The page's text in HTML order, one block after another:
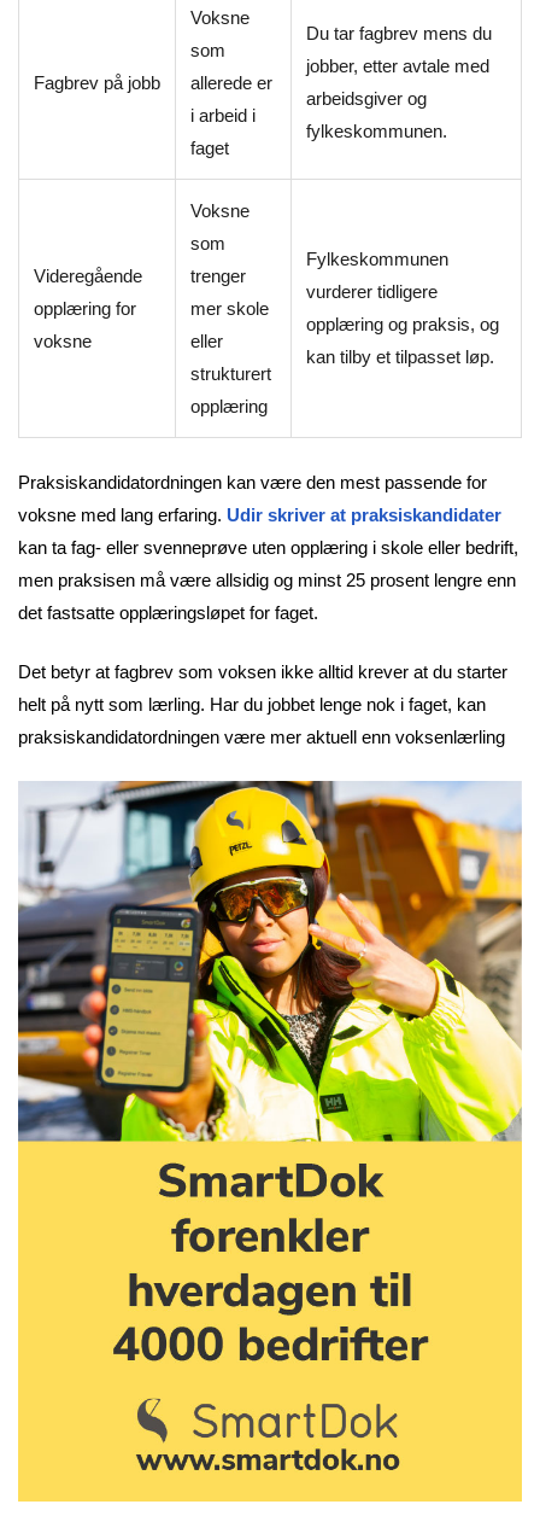
Fagbrev på jobb
Voksne
som
allerede er
i arbeid i
faget
Du tar fagbrev mens du
jobber, etter avtale med
arbeidsgiver og
fylkeskommunen.
Videregående
opplæring for
voksne
Voksne
som
trenger
mer skole
eller
strukturert
opplæring
Fylkeskommunen
vurderer tidligere
opplæring og praksis, og
kan tilby et tilpasset løp.
Praksiskandidatordningen kan være den mest passende for
voksne med lang erfaring. Udir skriver at praksiskandidater
kan ta fag- eller svenneprøve uten opplæring i skole eller bedrift,
men praksisen må være allsidig og minst 25 prosent lengre enn
det fastsatte opplæringsløpet for faget.
Det betyr at fagbrev som voksen ikke alltid krever at du starter
helt på nytt som lærling. Har du jobbet lenge nok i faget, kan
praksiskandidatordningen være mer aktuell enn voksenlærling